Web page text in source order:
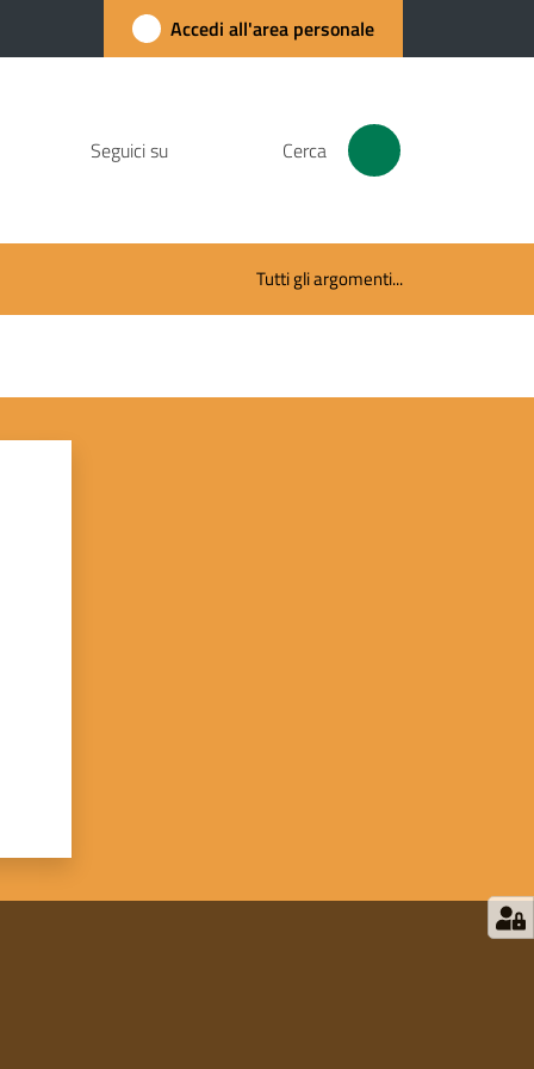
Accedi all'area personale
Seguici su Cerca
Tutti gli argomenti...